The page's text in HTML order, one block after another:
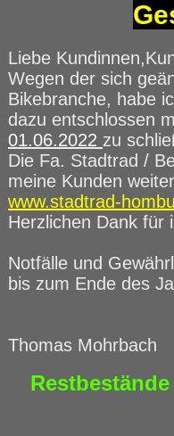
Liebe
Wegen der sich
Bikebranche, habe
dazu entschlossen
01.06.2022 zu
Die Fa. Stadtrad /
meine Kunden
www.stadtrad-
Herzlichen Dank für
Notfälle und
bis zum Ende des
Thomas Mohrbach